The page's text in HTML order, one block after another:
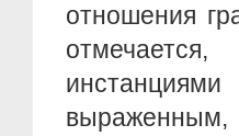
отношения